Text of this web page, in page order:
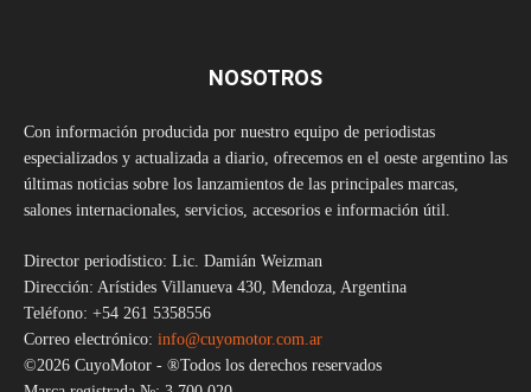
NOSOTROS
Con información producida por nuestro equipo de periodistas
especializados y actualizada a diario, ofrecemos en el oeste argentino las
últimas noticias sobre los lanzamientos de las principales marcas,
salones internacionales, servicios, accesorios e información útil.
Director periodístico: Lic. Damián Weizman
Dirección: Arístides Villanueva 430, Mendoza, Argentina
Teléfono: +54 261 5358556
Correo electrónico: info@cuyomotor.com.ar
©2026 CuyoMotor - ®Todos los derechos reservados